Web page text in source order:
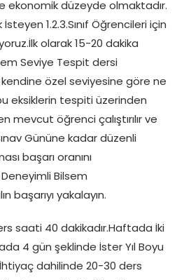
ekonomik düzeyde olmaktadır.
İsteyen 1.2.3.Sınıf Öğrencileri için
olarak 15-20 dakika
Seviye Tespit dersi
kendine özel seviyesine göre ne
eksiklerin tespiti üzerinden
mevcut öğrenci çalıştırılır ve
Gününe kadar düzenli
başarı oranını
Deneyimli Bilsem
başarıyı yakalayın.
saati 40 dakikadır.Haftada İki
4 gün şeklinde İster Yıl Boyu
İhtiyaç dahilinde 20-30 ders